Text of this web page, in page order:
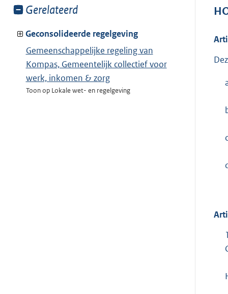
Toon
van:
Gerelateerd
Geconsolideerde regelgeving
Gemeenschappelijke regeling van
Kompas, Gemeentelijk collectief voor
werk, inkomen & zorg
Toon op Lokale wet- en regelgeving